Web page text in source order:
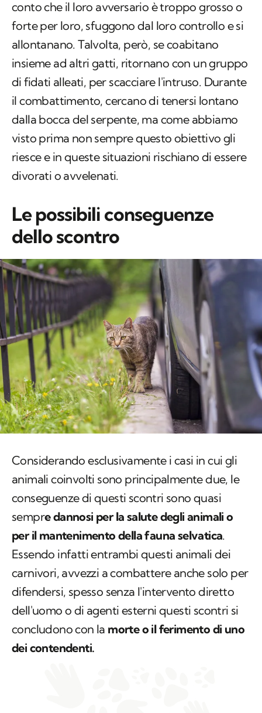
conto che il loro avversario è troppo grosso o
forte per loro, sfuggono dal loro controllo e si
allontanano. Talvolta, però, se coabitano
insieme ad altri gatti, ritornano con un gruppo
di fidati alleati, per scacciare l'intruso. Durante
il combattimento, cercano di tenersi lontano
dalla bocca del serpente, ma come abbiamo
visto prima non sempre questo obiettivo gli
riesce e in queste situazioni rischiano di essere
divorati o avvelenati.
Le possibili conseguenze
dello scontro
Considerando esclusivamente i casi in cui gli
animali coinvolti sono principalmente due, le
conseguenze di questi scontri sono quasi
sempre dannosi per la salute degli animali o
per il mantenimento della fauna selvatica.
Essendo infatti entrambi questi animali dei
carnivori, avvezzi a combattere anche solo per
difendersi, spesso senza l'intervento diretto
dell'uomo o di agenti esterni questi scontri si
concludono con la morte o il ferimento di uno
dei contendenti.